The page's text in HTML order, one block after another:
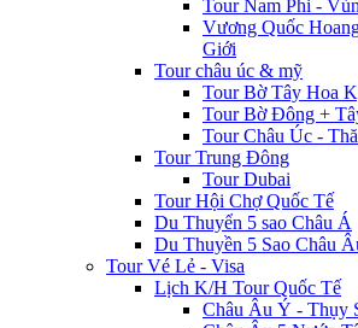
Tour Nam Phi -
Vương Quốc
Giới
Tour châu úc & mỹ
Tour Bờ Tây Hoa
Tour Bờ Đông +
Tour Châu Úc -
Tour Trung Đông
Tour Dubai
Tour Hội Chợ Quốc Tế
Du Thuyển 5 sao Châu Á
Du Thuyền 5 Sao Châu
Tour Vé Lẻ - Visa
Lịch K/H Tour Quốc Tế
Châu Âu Ý - Thụy